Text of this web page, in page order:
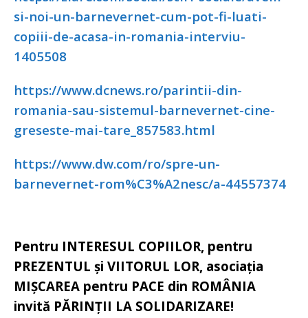
si-noi-un-barnevernet-cum-pot-fi-luati-
copiii-de-acasa-in-romania-interviu-
1405508
https://www.dcnews.ro/parintii-din-
romania-sau-sistemul-barnevernet-cine-
greseste-mai-tare_857583.html
https://www.dw.com/ro/spre-un-
barnevernet-rom%C3%A2nesc/a-44557374
Pentru INTERESUL COPIILOR, pentru
PREZENTUL și VIITORUL LOR, asociația
MIȘCAREA pentru PACE din ROMÂNIA
invită PĂRINȚII LA SOLIDARIZARE!